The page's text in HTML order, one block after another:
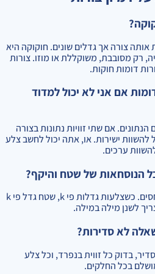
אותה צורה אך גדלים שונים. חוקוקה היא
רק מסובבת, משוקללת או מוזו. צורות
דומות חוקות.
אם אני לא יכול למדוד
אם שתי זוויות נתונות בצורה
להשוות ישירות. או, אתה יכול לחשב צלע
ערכים.
לא, אבל אתה צריך לדעת את היחסים. כשצלעות גדלות פי k, שטח גדל פי k
בדוק כל זווית בנפרד, וכל צלע
בכל החלקים.